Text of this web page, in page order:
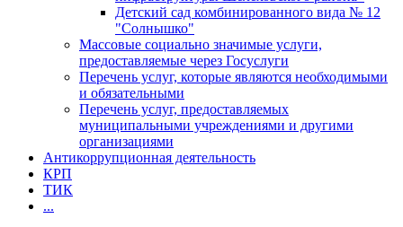
Детский сад комбинированного вида № 12
"Солнышко"
Массовые социально значимые услуги,
предоставляемые через Госуслуги
Перечень услуг, которые являются необходимыми
и обязательными
Перечень услуг, предоставляемых
муниципальными учреждениями и другими
организациями
Антикоррупционная деятельность
КРП
ТИК
...